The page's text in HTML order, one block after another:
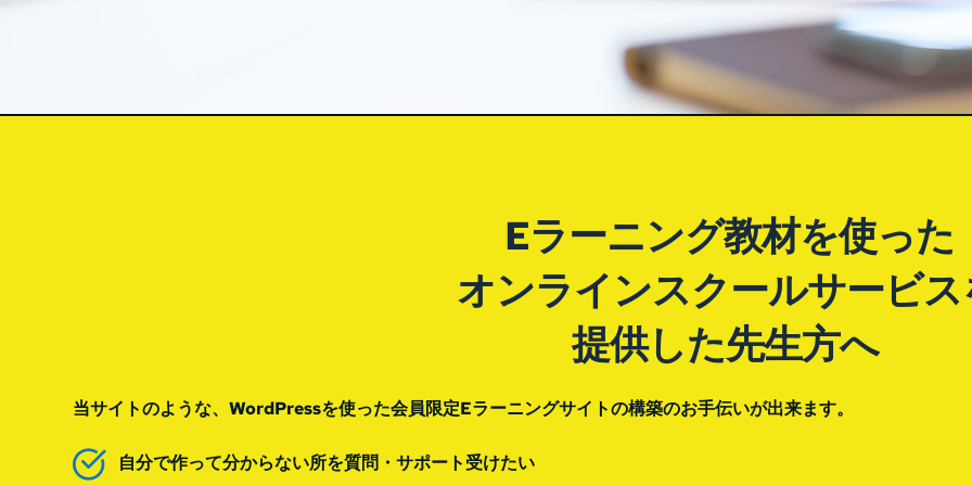
Eラーニング教材を使った
オンラインスクールサービ
提供した先生方へ
当サイトのような、WordPressを使った会員限定Eラーニングサイトの構築のお手伝いが出来ます。
自分で作って分からない所を質問・サポート受けたい